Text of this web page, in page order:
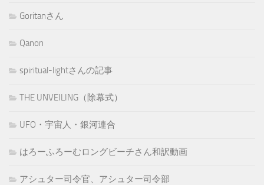
Goritanさん
Qanon
spiritual-lightさんの記事
THE UNVEILING（除幕式）
UFO・宇宙人・銀河連合
はろーふろーむロングビーチさん和訳動画
アシュター司令官、アシュター司令部